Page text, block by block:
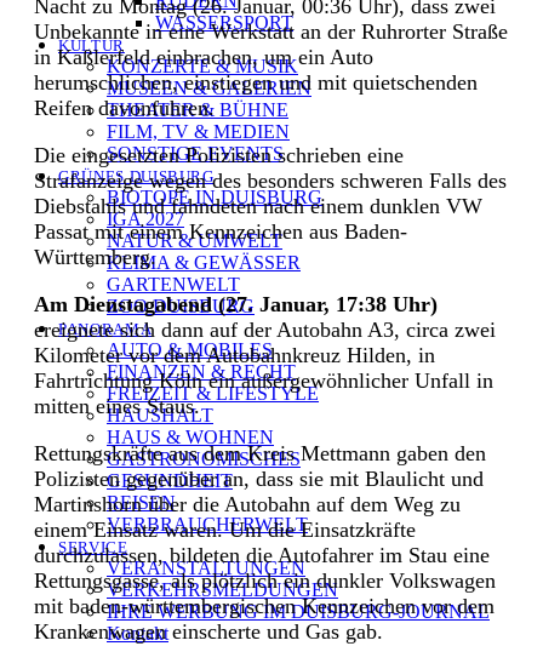
WASSERSPORT
KULTUR
KONZERTE & MUSIK
MUSEEN & GALERIEN
THEATER & BÜHNE
FILM, TV & MEDIEN
SONSTIGE EVENTS
GRÜNES DUISBURG
BIOTOPE IN DUISBURG
IGA 2027
NATUR & UMWELT
KLIMA & GEWÄSSER
GARTENWELT
ZOO DUISBURG
PANORAMA
AUTO & MOBILES
FINANZEN & RECHT
FREIZEIT & LIFESTYLE
HAUSHALT
HAUS & WOHNEN
GASTRONOMISCHES
GESUNDHEIT
REISEN
VERBRAUCHERWELT
SERVICE
VERANSTALTUNGEN
VERKEHRSMELDUNGEN
IHRE WERBUNG IM DUISBURG-JOURNAL
Kontakt
Nacht zu Montag (26. Januar, 00:36 Uhr), dass zwei
Unbekannte in eine Werkstatt an der Ruhrorter Straße
in Kaßlerfeld einbrachen, um ein Auto
herumschlichen, einstiegen und mit quietschenden
Reifen davonfuhren.
Die eingesetzten Polizisten schrieben eine
Strafanzeige wegen des besonders schweren Falls des
Diebstahls und fahndeten nach einem dunklen VW
Passat mit einem Kennzeichen aus Baden-
Württemberg.
Am Dienstagabend (27. Januar, 17:38 Uhr)
ereignete sich dann auf der Autobahn A3, circa zwei
Kilometer vor dem Autobahnkreuz Hilden, in
Fahrtrichtung Köln ein außergewöhnlicher Unfall in
mitten eines Staus.
Rettungskräfte aus dem Kreis Mettmann gaben den
Polizisten gegenüber an, dass sie mit Blaulicht und
Martinshorn über die Autobahn auf dem Weg zu
einem Einsatz waren. Um die Einsatzkräfte
durchzulassen, bildeten die Autofahrer im Stau eine
Rettungsgasse, als plötzlich ein dunkler Volkswagen
mit baden-württembergischen Kennzeichen vor dem
Krankenwagen einscherte und Gas gab.